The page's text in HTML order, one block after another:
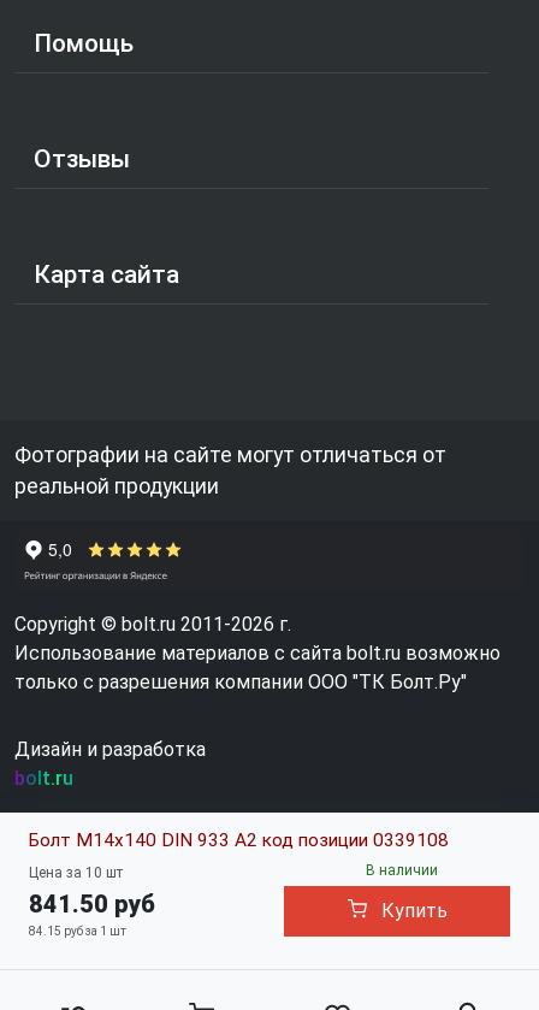
Болт М14х140 DIN 933 A2 код позиции 0339108
Цена за 10 шт
841.50 руб
84.15 руб за 1 шт
В наличии
Купить
Помощь
Отзывы
Карта сайта
Фотографии на сайте могут отличаться от
реальной продукции
Copyright © bolt.ru 2011-2026 г.
Использование материалов с сайта bolt.ru возможно
только с разрешения компании ООО "ТК Болт.Ру"
Дизайн и разработка
bolt.ru